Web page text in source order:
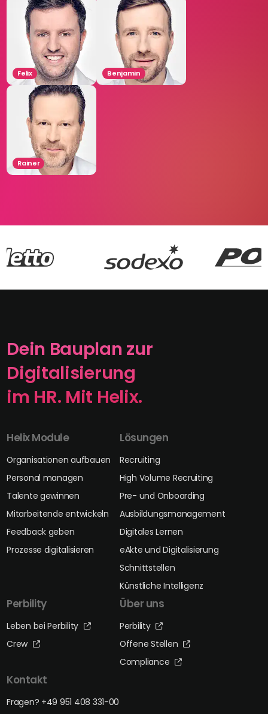
Felix Benjamin
Rainer
Dein Bauplan zur
Digitalisierung
im HR. Mit Helix.
Helix Module
Organisationen aufbauen
Personal managen
Talente gewinnen
Mitarbeitende entwickeln
Feedback geben
Prozesse digitalisieren
Lösungen
Recruiting
High Volume Recruiting
Pre- und Onboarding
Ausbildungsmanagement
Digitales Lernen
eAkte und Digitalisierung
Schnittstellen
Künstliche Intelligenz
Perbility
Leben bei Perbility
Crew
Über uns
Perbility
Offene Stellen
Compliance
Kontakt
Fragen? +49 951 408 331-00